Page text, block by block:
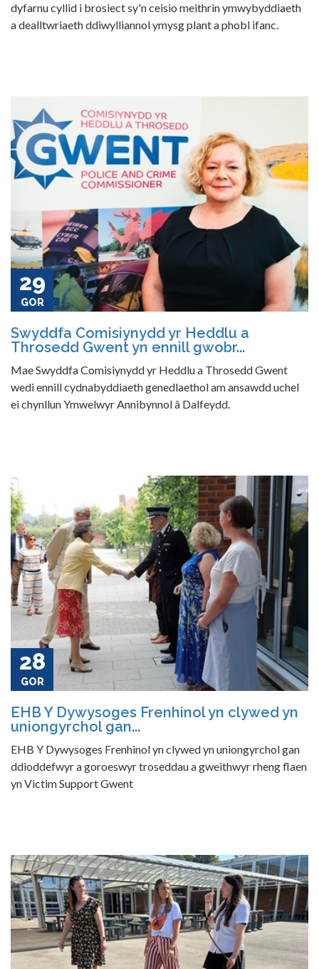
dyfarnu cyllid i brosiect sy'n ceisio meithrin ymwybyddiaeth
a dealltwriaeth ddiwylliannol ymysg plant a phobl ifanc.
29
GOR
Swyddfa Comisiynydd yr Heddlu a
Throsedd Gwent yn ennill gwobr...
Mae Swyddfa Comisiynydd yr Heddlu a Throsedd Gwent
wedi ennill cydnabyddiaeth genedlaethol am ansawdd uchel
ei chynllun Ymwelwyr Annibynnol â Dalfeydd.
28
GOR
EHB Y Dywysoges Frenhinol yn clywed yn
uniongyrchol gan...
EHB Y Dywysoges Frenhinol yn clywed yn uniongyrchol gan
ddioddefwyr a goroeswyr troseddau a gweithwyr rheng flaen
yn Victim Support Gwent